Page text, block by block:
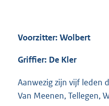
Voorzitter: Wolbert
Griffier: De Kler
Aanwezig zijn vijf leden
Van Meenen, Tellegen,